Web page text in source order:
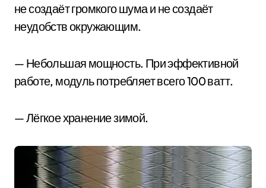
не создаёт громкого шума и не создаёт
неудобств окружающим.
— Небольшая мощность. При эффективной
работе, модуль потребляет всего 100 ватт.
— Лёгкое хранение зимой.